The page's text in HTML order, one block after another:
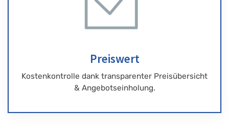
Preiswert
Kostenkontrolle dank transparenter Preisübersicht
& Angebotseinholung.